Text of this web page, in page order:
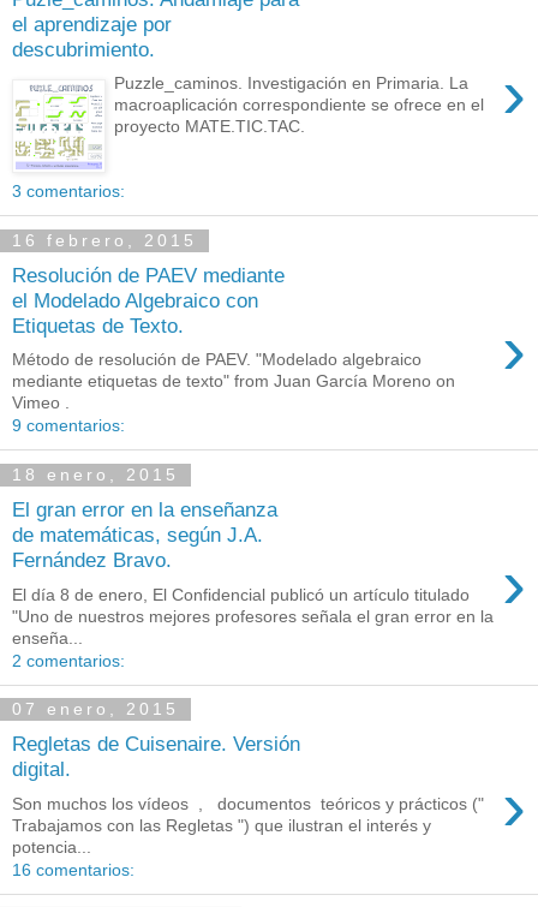
el aprendizaje por
descubrimiento.
›
Puzzle_caminos. Investigación en Primaria. La
macroaplicación correspondiente se ofrece en el
proyecto MATE.TIC.TAC.
3 comentarios:
16 febrero, 2015
Resolución de PAEV mediante
el Modelado Algebraico con
Etiquetas de Texto.
›
Método de resolución de PAEV. "Modelado algebraico
mediante etiquetas de texto" from Juan García Moreno on
Vimeo .
9 comentarios:
18 enero, 2015
El gran error en la enseñanza
de matemáticas, según J.A.
Fernández Bravo.
›
El día 8 de enero, El Confidencial publicó un artículo titulado
"Uno de nuestros mejores profesores señala el gran error en la
enseña...
2 comentarios:
07 enero, 2015
Regletas de Cuisenaire. Versión
digital.
›
Son muchos los vídeos , documentos teóricos y prácticos ("
Trabajamos con las Regletas ") que ilustran el interés y
potencia...
16 comentarios: